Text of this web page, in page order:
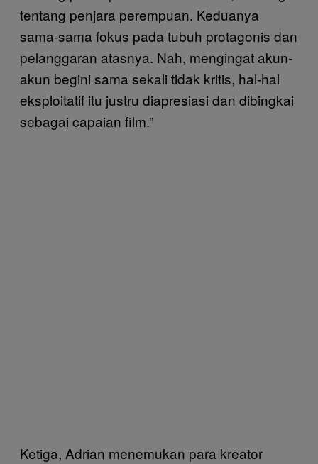
tentang penjara perempuan. Keduanya
sama-sama fokus pada tubuh protagonis dan
pelanggaran atasnya. Nah, mengingat akun-
akun begini sama sekali tidak kritis, hal-hal
eksploitatif itu justru diapresiasi dan dibingkai
sebagai capaian film.”
Ketiga, Adrian menemukan para kreator